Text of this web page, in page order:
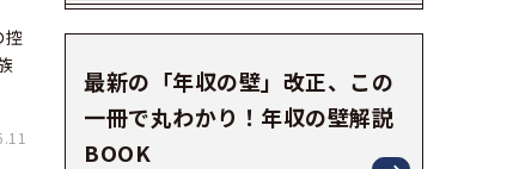
控
最新の「年収の壁」改正、この
一冊で丸わかり！年収の壁解説
BOOK